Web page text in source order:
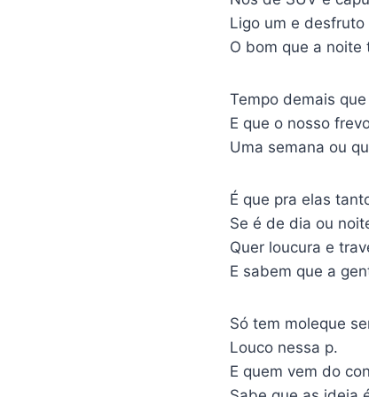
Ligo um e desfruto
O bom que a noite
Tempo demais
E que o nosso
Uma semana ou
É que pra elas
Se é de dia ou
Quer loucura e
E sabem que a
Só tem moleque
Louco nessa p.
E quem vem do